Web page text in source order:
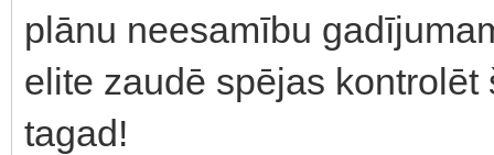
plānu neesamību
elite zaudē spējas
tagad!